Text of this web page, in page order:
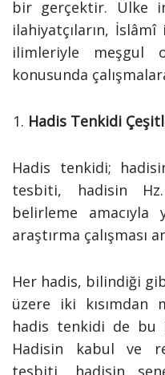
bir gerçektir. Ülke
ilahiyatçıların,
ilimleriyle meşgul
konusunda
Hadis Tenkidi
Hadis tenkidi;
tesbiti, hadisin Hz.
belirleme amacıyla
araştırma çalışması
Her hadis, bilindiği
üzere iki kısımdan
hadis tenkidi de bu
Hadisin kabul ve
tesbiti, hadisin